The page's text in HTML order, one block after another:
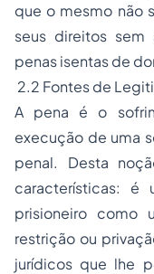
que o mesmo não
seus direitos
penas isentas de
2.2 Fontes de
A pena é o
execução de uma
penal. Desta
características: é
prisioneiro como
restrição ou
jurídicos que lhe